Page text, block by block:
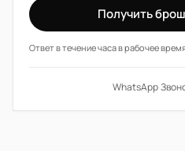
Получить
Ответ в течение часа в рабочее
WhatsApp·